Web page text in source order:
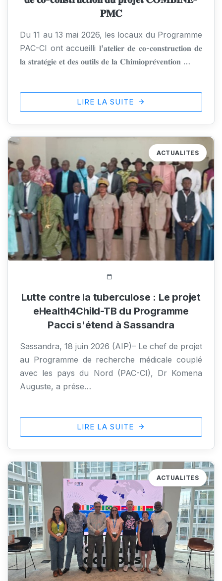
𝐏𝐌𝐂
Du 11 au 13 mai 2026, les locaux du Programme
PAC-CI ont accueilli 𝐥'𝐚𝐭𝐞𝐥𝐢𝐞𝐫 𝐝𝐞 𝐜𝐨-𝐜𝐨𝐧𝐬𝐭𝐫𝐮𝐜𝐭𝐢𝐨𝐧 𝐝𝐞
𝐥𝐚 𝐬𝐭𝐫𝐚𝐭𝐞́𝐠𝐢𝐞 𝐞𝐭 𝐝𝐞𝐬 𝐨𝐮𝐭𝐢𝐥𝐬 𝐝𝐞 𝐥𝐚 𝐂𝐡𝐢𝐦𝐢𝐨𝐩𝐫𝐞́𝐯𝐞𝐧𝐭𝐢𝐨𝐧 …
LIRE LA SUITE
ACTUALITES
Lutte contre la tuberculose : Le projet
eHealth4Child-TB du Programme
Pacci s'étend à Sassandra
Sassandra, 18 juin 2026 (AIP)– Le chef de projet
au Programme de recherche médicale couplé
avec les pays du Nord (PAC-CI), Dr Komena
Auguste, a prése…
LIRE LA SUITE
ACTUALITES